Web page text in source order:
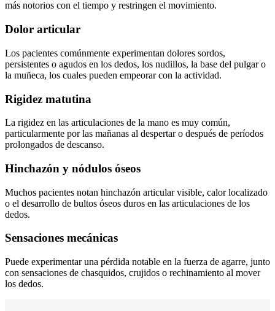
más notorios con el tiempo y restringen el movimiento.
Dolor articular
Los pacientes comúnmente experimentan dolores sordos,
persistentes o agudos en los dedos, los nudillos, la base del pulgar o
la muñeca, los cuales pueden empeorar con la actividad.
Rigidez matutina
La rigidez en las articulaciones de la mano es muy común,
particularmente por las mañanas al despertar o después de períodos
prolongados de descanso.
Hinchazón y nódulos óseos
Muchos pacientes notan hinchazón articular visible, calor localizado
o el desarrollo de bultos óseos duros en las articulaciones de los
dedos.
Sensaciones mecánicas
Puede experimentar una pérdida notable en la fuerza de agarre, junto
con sensaciones de chasquidos, crujidos o rechinamiento al mover
los dedos.